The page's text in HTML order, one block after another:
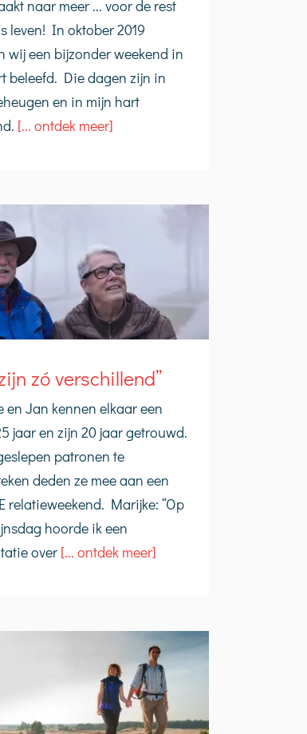
naar meer ... voor de rest
leven! In oktober 2019
wij een bijzonder weekend in
beleefd. Die dagen zijn in
en in mijn hart
[... ontdek meer]
zó verschillend”
en Jan kennen elkaar een
jaar en zijn 20 jaar getrouwd.
patronen te
deden ze mee aan een
relatieweekend. Marijke: “Op
hoorde ik een
over[... ontdek meer]